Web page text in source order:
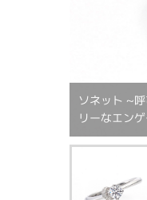
ソネット ~
リーなエン